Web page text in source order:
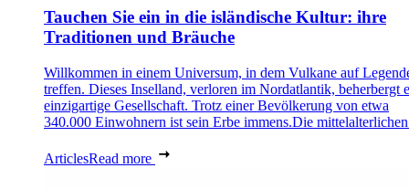
Tauchen Sie ein in die isländische Kultur: ihre
Traditionen und Bräuche
Willkommen in einem Universum, in dem Vulkane auf
treffen. Dieses Inselland, verloren im Nordatlantik, beherbergt
einzigartige Gesellschaft. Trotz einer Bevölkerung von etwa
340.000 Einwohnern ist sein Erbe immens.Die
ArticlesRead more